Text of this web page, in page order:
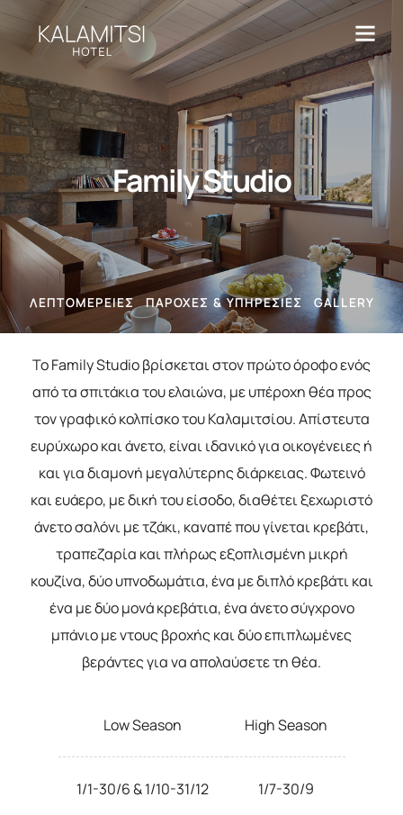
Family Studio
ΛΕΠΤΟΜΈΡΕΙΕΣ ΠΑΡΟΧΈΣ & ΥΠΗΡΕΣΊΕΣ GALLERY
Το Family Studio βρίσκεται στον πρώτο όροφο ενός
από τα σπιτάκια του ελαιώνα, με υπέροχη θέα προς
τον γραφικό κολπίσκο του Καλαμιτσίου. Απίστευτα
ευρύχωρο και άνετο, είναι ιδανικό για οικογένειες ή
και για διαμονή μεγαλύτερης διάρκειας. Φωτεινό
και ευάερο, με δική του είσοδο, διαθέτει ξεχωριστό
άνετο σαλόνι με τζάκι, καναπέ που γίνεται κρεβάτι,
τραπεζαρία και πλήρως εξοπλισμένη μικρή
κουζίνα, δύο υπνοδωμάτια, ένα με διπλό κρεβάτι και
ένα με δύο μονά κρεβάτια, ένα άνετο σύγχρονο
μπάνιο με ντους βροχής και δύο επιπλωμένες
βεράντες για να απολαύσετε τη θέα.
Low Season High Season
1/1-30/6 & 1/10-31/12 1/7-30/9